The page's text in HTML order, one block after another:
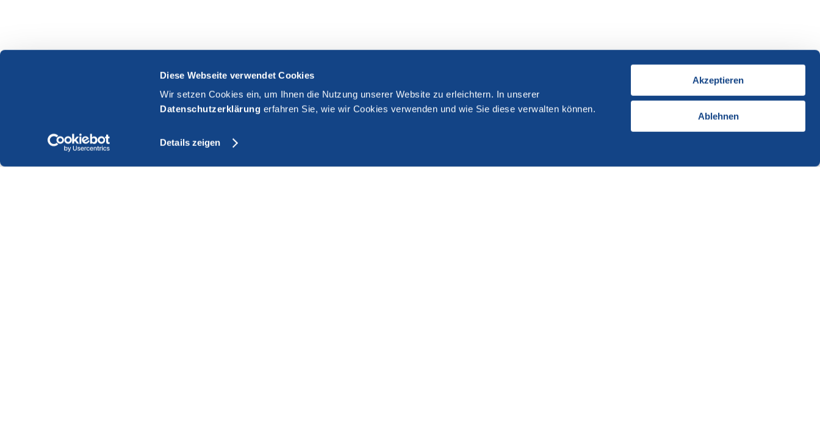
Diese Webseite verwendet Cookies
Wir setzen Cookies ein, um Ihnen die Nutzung unserer Website zu erleichtern. In unserer
Datenschutzerklärung erfahren Sie, wie wir Cookies verwenden und wie Sie diese verwalten können.
Details zeigen
Akzeptieren
Ablehnen